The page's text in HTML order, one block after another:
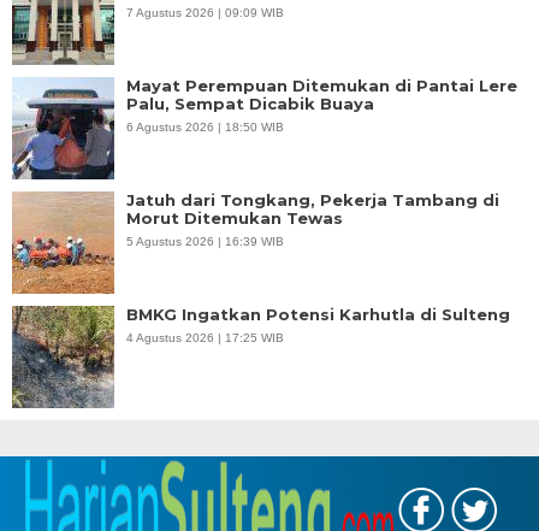
7 Agustus 2026 | 09:09 WIB
Mayat Perempuan Ditemukan di Pantai Lere
Palu, Sempat Dicabik Buaya
6 Agustus 2026 | 18:50 WIB
Jatuh dari Tongkang, Pekerja Tambang di
Morut Ditemukan Tewas
5 Agustus 2026 | 16:39 WIB
BMKG Ingatkan Potensi Karhutla di Sulteng
4 Agustus 2026 | 17:25 WIB